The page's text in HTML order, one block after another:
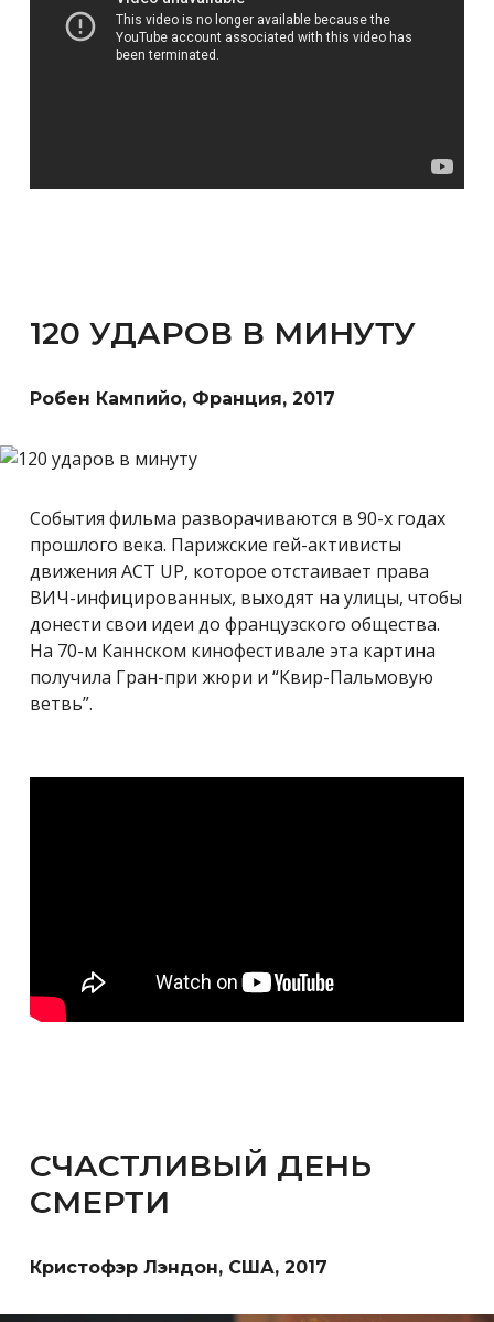
120 УДАРОВ В МИНУТУ
Робен Кампийо, Франция, 2017
События фильма разворачиваются в 90-х годах
прошлого века. Парижские гей-активисты
движения ACT UP, которое отстаивает права
ВИЧ-инфицированных, выходят на улицы, чтобы
донести свои идеи до французского общества.
На 70-м Каннском кинофестивале эта картина
получила Гран-при жюри и “Квир-Пальмовую
ветвь”.
СЧАСТЛИВЫЙ ДЕНЬ
СМЕРТИ
Кристофэр Лэндон, США, 2017